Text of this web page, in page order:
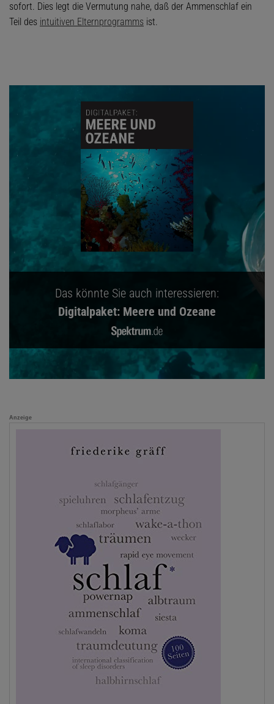
sofort. Dies legt die Vermutung nahe, daß der Ammenschlaf ein
Teil des intuitiven Elternprogramms ist.
Das könnte Sie auch interessieren:
Digitalpaket: Meere und Ozeane
Anzeige